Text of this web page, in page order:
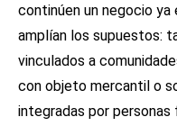
continúen un negocio
amplían los supuestos:
vinculados a
con objeto mercantil o
integradas por